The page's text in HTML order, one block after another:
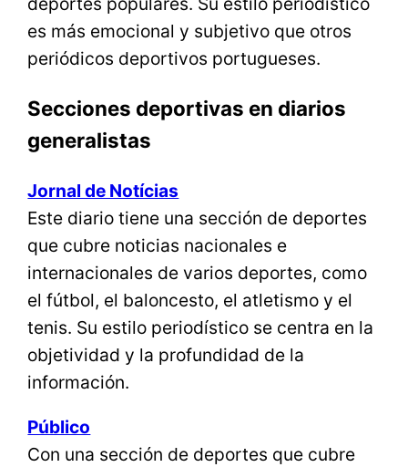
es más emocional y subjetivo que otros
periódicos deportivos portugueses.
Secciones deportivas en diarios
generalistas
Jornal de Notícias
Este diario tiene una sección de deportes
que cubre noticias nacionales e
internacionales de varios deportes, como
el fútbol, el baloncesto, el atletismo y el
tenis. Su estilo periodístico se centra en la
objetividad y la profundidad de la
información.
Público
Con una sección de deportes que cubre